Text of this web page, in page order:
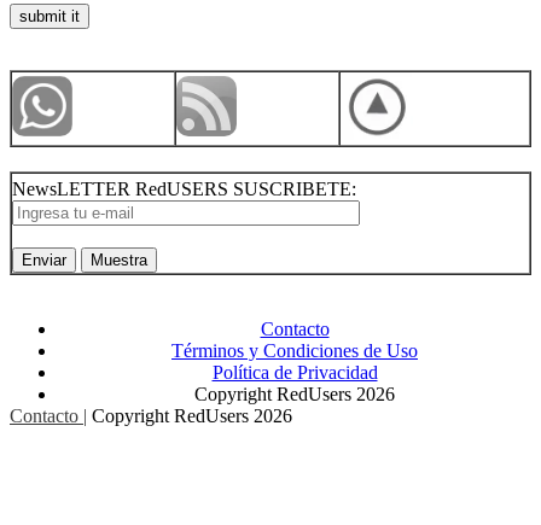
NewsLETTER RedUSERS SUSCRIBETE:
Contacto
Términos y Condiciones de Uso
Política de Privacidad
Copyright RedUsers 2026
Contacto | Copyright RedUsers 2026